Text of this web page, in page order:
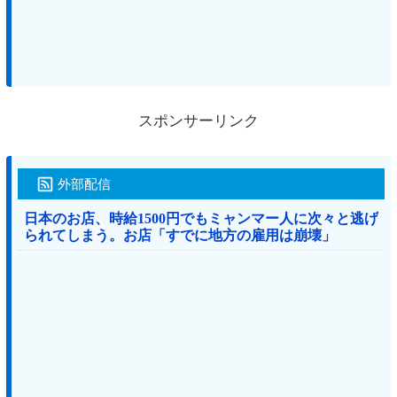
スポンサーリンク
外部配信
日本のお店、時給1500円でもミャンマー人に次々と逃げ
られてしまう。お店「すでに地方の雇用は崩壊」